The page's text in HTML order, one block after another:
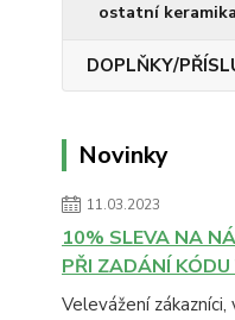
ostatní keramika
DOPLŇKY/
Novinky
11.03.2023
10% SLEVA NA
PŘI ZADÁNÍ
Velevážení